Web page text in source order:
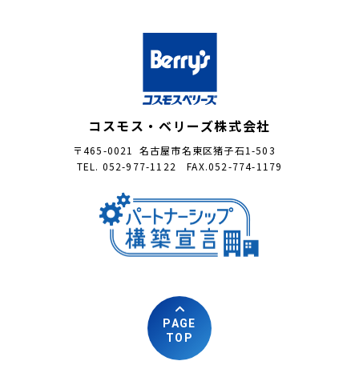
コスモス・ベリーズ株式会社
〒465-0021 名古屋市名東区猪子石1-503
TEL. 052-977-1122 FAX.052-774-1179
PAGE
TOP